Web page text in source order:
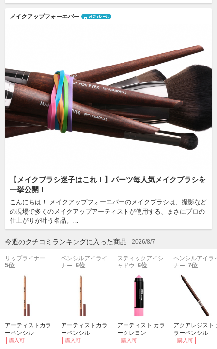
メイクアップフォーエバー
【メイクブラシ迷子はこれ！】パーツ毎人気メイクブラシを
一挙公開！
こんにちは！ メイクアップフォーエバーのメイクブラシは、撮影など
の現場で多くのメイクアップアーティストが使用する、まさにプロの
仕上がりが叶う名品。…
今週のクチコミランキングに入った商品 2026/8/7
リップライナー
5位
アーティストカラ
ーペンシル
購入可
ペンシルアイライ
ナー 6位
アーティストカラ
ーペンシル
購入可
スティックアイシ
ャドウ 6位
アーティスト カラ
ークレヨン
購入可
ペンシルアイラ
ナー 7位
アクアレジスト
ラーペンシル
購入可